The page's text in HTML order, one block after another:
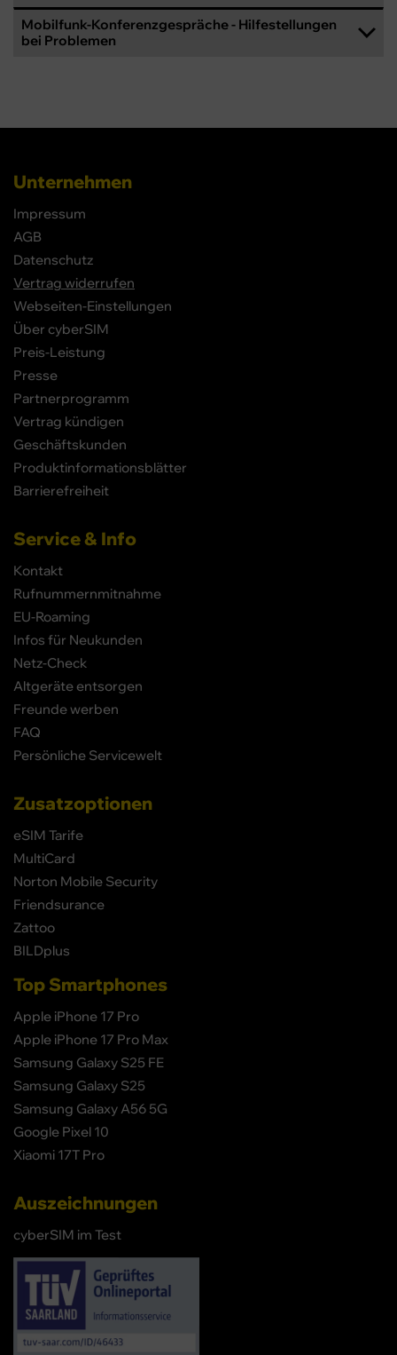
Mobilfunk-Konferenzgespräche - Hilfestellungen
bei Problemen
Unternehmen
Impressum
AGB
Datenschutz
Vertrag widerrufen
Webseiten-Einstellungen
Über cyberSIM
Preis-Leistung
Presse
Partnerprogramm
Vertrag kündigen
Geschäftskunden
Produktinformationsblätter
Barrierefreiheit
Service & Info
Kontakt
Rufnummernmitnahme
EU-Roaming
Infos für Neukunden
Netz-Check
Altgeräte entsorgen
Freunde werben
FAQ
Persönliche Servicewelt
Zusatzoptionen
eSIM Tarife
MultiCard
Norton Mobile Security
Friendsurance
Zattoo
BILDplus
Top Smartphones
Apple iPhone 17 Pro
Apple iPhone 17 Pro Max
Samsung Galaxy S25 FE
Samsung Galaxy S25
Samsung Galaxy A56 5G
Google Pixel 10
Xiaomi 17T Pro
Auszeichnungen
cyberSIM im Test